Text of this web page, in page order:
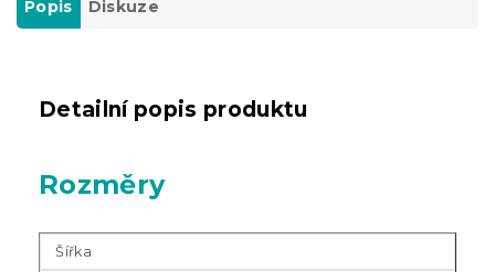
Popis Diskuze
Detailní popis produktu
Rozměry
Šířka